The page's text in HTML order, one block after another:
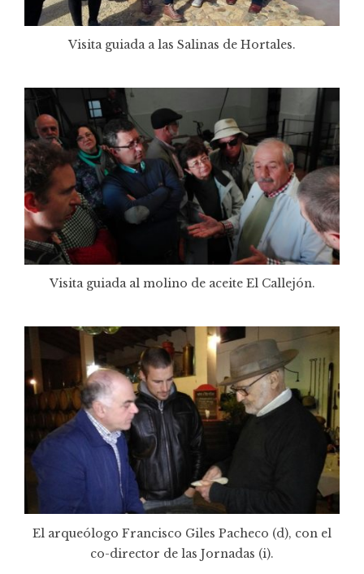
Visita guiada a las Salinas de Hortales.
Visita guiada al molino de aceite El Callejón.
El arqueólogo Francisco Giles Pacheco (d), con el
co-director de las Jornadas (i).